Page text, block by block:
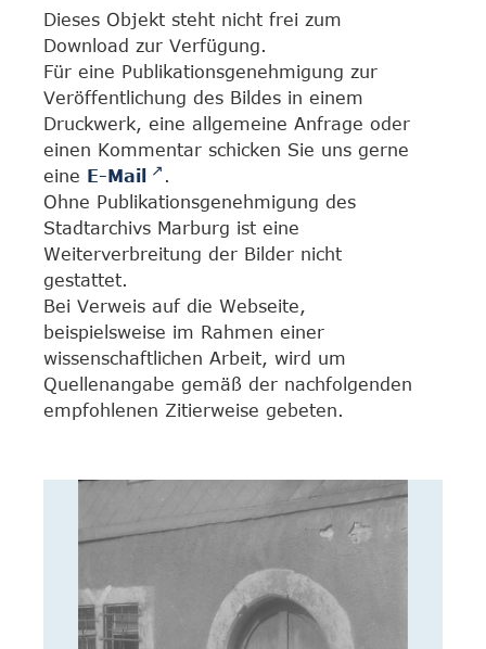
Dieses Objekt steht nicht frei zum
Download zur Verfügung.
Für eine Publikationsgenehmigung zur
Veröffentlichung des Bildes in einem
Druckwerk, eine allgemeine Anfrage oder
einen Kommentar schicken Sie uns gerne
eine E-Mail
.
Ohne Publikationsgenehmigung des
Stadtarchivs Marburg ist eine
Weiterverbreitung der Bilder nicht
gestattet.
Bei Verweis auf die Webseite,
beispielsweise im Rahmen einer
wissenschaftlichen Arbeit, wird um
Quellenangabe gemäß der nachfolgenden
empfohlenen Zitierweise gebeten.